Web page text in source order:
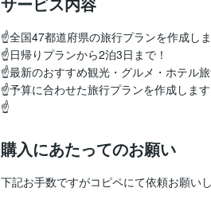
☝️全国47都道府県の旅行プランを作成しま
☝️日帰りプランから2泊3日まで！
☝️最新のおすすめ観光・グルメ・ホテル
☝️予算に合わせた旅行プランを作成します
☝️
購入にあたってのお願い
下記お手数ですがコピペにて依頼お願い